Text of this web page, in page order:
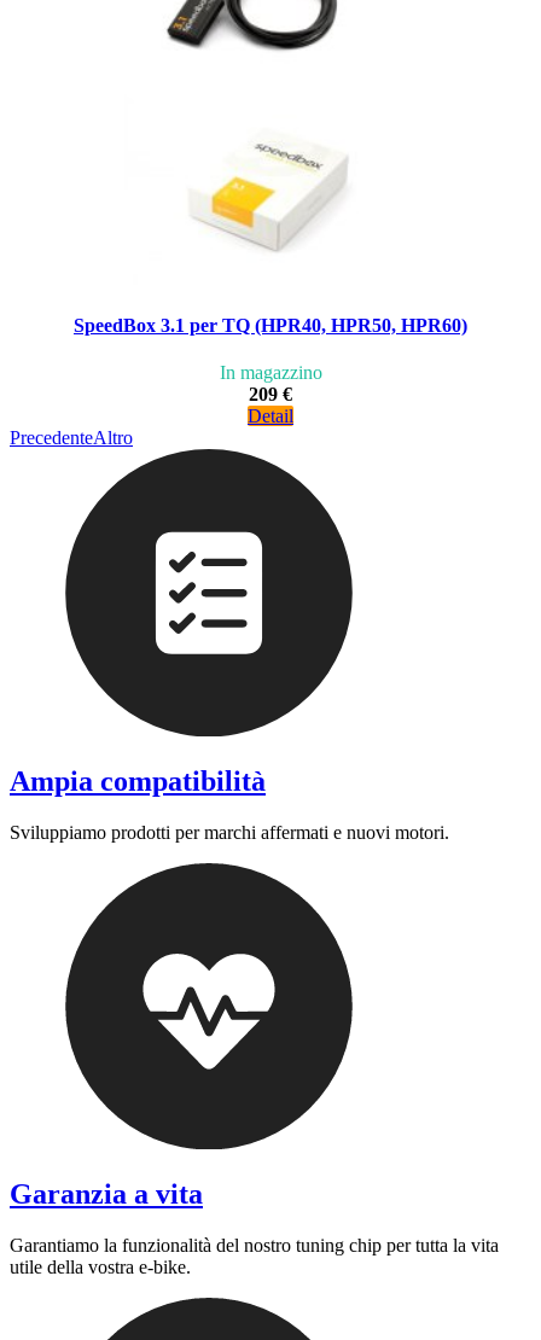
SpeedBox 3.1 per TQ (HPR40, HPR50, HPR60)
In magazzino
209 €
Detail
PrecedenteAltro
Ampia compatibilità
Sviluppiamo prodotti per marchi affermati e nuovi motori.
Garanzia a vita
Garantiamo la funzionalità del nostro tuning chip per tutta la vita
utile della vostra e-bike.